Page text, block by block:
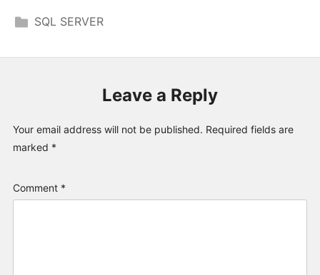
SQL SERVER
Leave a Reply
Your email address will not be published. Required fields are
marked *
Comment *